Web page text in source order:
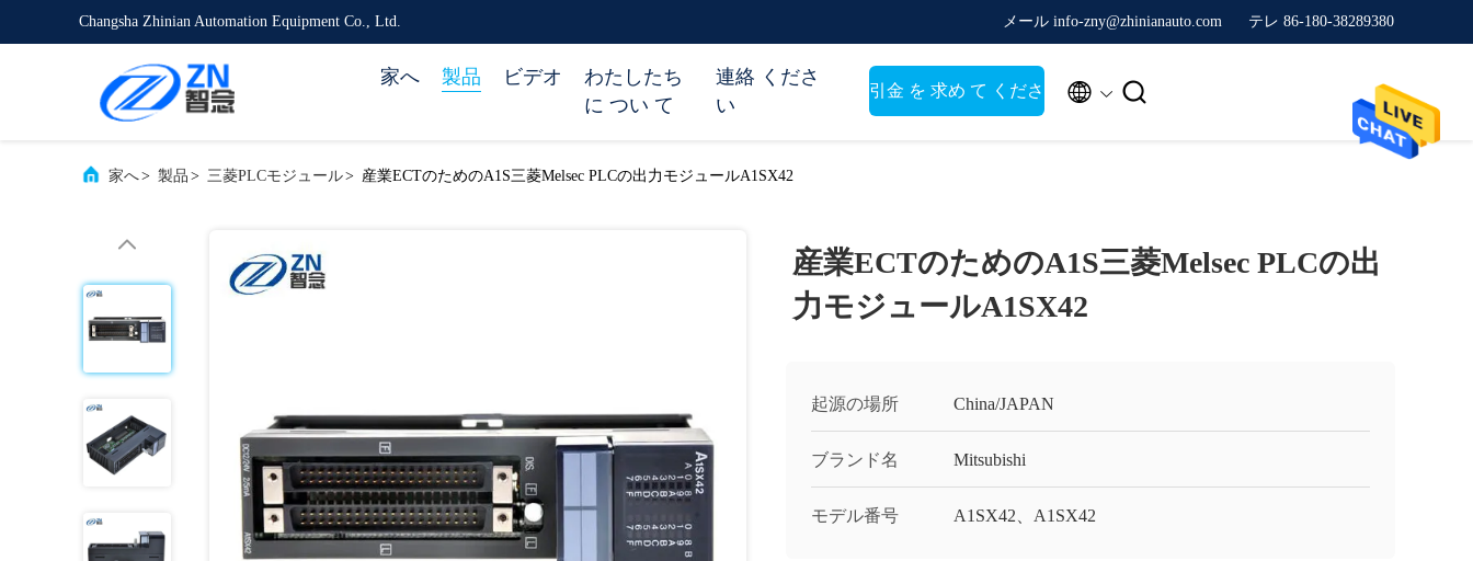
Changsha Zhinian Automation Equipment Co., Ltd. メール info-zny@zhinianauto.com テレ 86-180-38289380
家へ 製品 ビデオ
わたしたち
に つい て
連絡 くださ
い
引金 を 求め て くださ  
家へ> 製品 > 三菱PLCモジュール> 産業ECTのためのA1S三菱Melsec PLCの出力モジュールA1SX42
産業ECTのためのA1S三菱Melsec PLCの出
力モジュールA1SX42
起源の場所 China/JAPAN
ブランド名 Mitsubishi
モデル番号 A1SX42、A1SX42